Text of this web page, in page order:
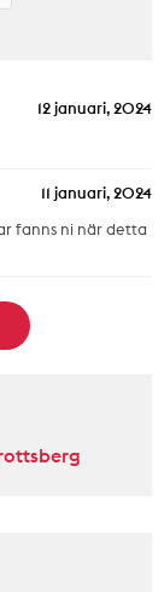
12 januari, 2024
11 januari, 2024
fanns ni när detta